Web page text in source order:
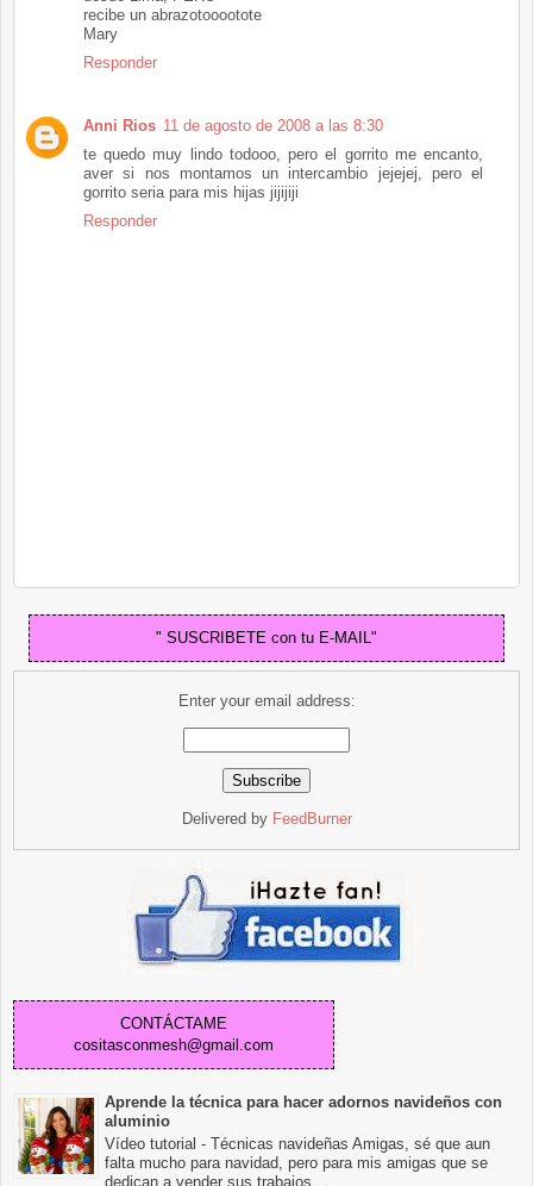
recibe un abrazotooootote
Mary
Responder
Anni Rios 11 de agosto de 2008 a las 8:30
te quedo muy lindo todooo, pero el gorrito me encanto,
aver si nos montamos un intercambio jejejej, pero el
gorrito seria para mis hijas jijijiji
Responder
" SUSCRIBETE con tu E-MAIL"
Enter your email address:
Delivered by FeedBurner
CONTÁCTAME
cositasconmesh@gmail.com
Aprende la técnica para hacer adornos navideños con
aluminio
Vídeo tutorial - Técnicas navideñas Amigas, sé que aun
falta mucho para navidad, pero para mis amigas que se
dedican a vender sus trabajos...